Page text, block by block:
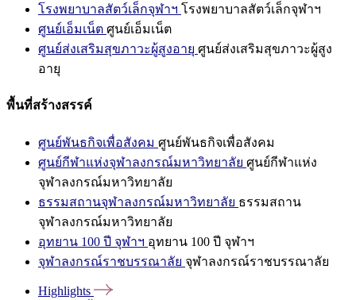
โรงพยาบาลสัตว์เล็กจุฬาฯ โรงพยาบาลสัตว์เล็กจุฬาฯ
ศูนย์เอ็มเน็ต ศูนย์เอ็มเน็ต
ศูนย์ส่งเสริมสุขภาวะผู้สูงอายุ ศูนย์ส่งเสริมสุขภาวะผู้สูง
อายุ
พื้นที่สร้างสรรค์
ศูนย์พันธกิจเพื่อสังคม ศูนย์พันธกิจเพื่อสังคม
ศูนย์กีฬาแห่งจุฬาลงกรณ์มหาวิทยาลัย ศูนย์กีฬาแห่ง
จุฬาลงกรณ์มหาวิทยาลัย
ธรรมสถานจุฬาลงกรณ์มหาวิทยาลัย ธรรมสถาน
จุฬาลงกรณ์มหาวิทยาลัย
อุทยาน 100 ปี จุฬาฯ อุทยาน 100 ปี จุฬาฯ
จุฬาลงกรณ์ราชบรรณาลัย จุฬาลงกรณ์ราชบรรณาลัย
Highlights